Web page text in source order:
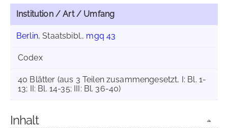
Institution / Art / Umfang
Berlin, Staatsbibl., mgq 43
Codex
40 Blätter (aus 3 Teilen zusammengesetzt, I: Bl. 1-
13; II: Bl. 14-35; III: Bl. 36-40)
Inhalt